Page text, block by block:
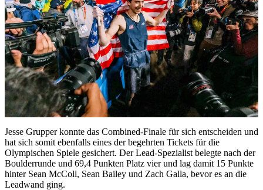
Jesse Grupper konnte das Combined-Finale für sich entscheiden und
hat sich somit ebenfalls eines der begehrten Tickets für die
Olympischen Spiele gesichert. Der Lead-Spezialist belegte nach der
Boulderrunde und 69,4 Punkten Platz vier und lag damit 15 Punkte
hinter Sean McColl, Sean Bailey und Zach Galla, bevor es an die
Leadwand ging.